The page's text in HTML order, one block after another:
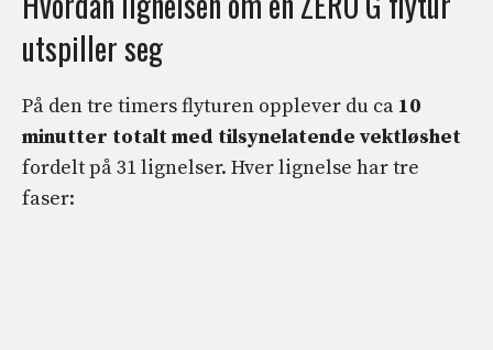
utspiller seg
På den tre timers flyturen opplever du ca 10
minutter totalt med tilsynelatende vektløshet
fordelt på 31 lignelser. Hver lignelse har tre
faser: